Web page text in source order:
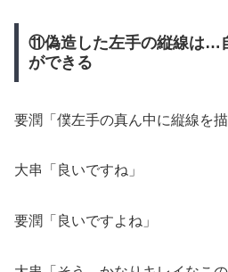
⑪偽造した左手の縦線は…
ができる
要潤「僕左手の真ん中に縦線を
大串「良いですね」
要潤「良いですよね」